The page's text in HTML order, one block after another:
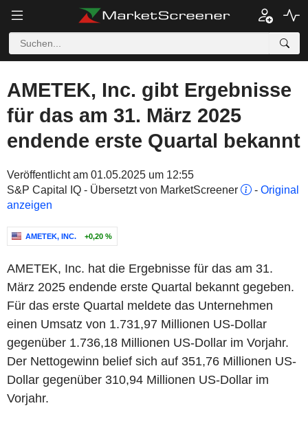
AMETEK, Inc. gibt Ergebnisse
für das am 31. März 2025
endende erste Quartal bekannt
Veröffentlicht am 01.05.2025 um 12:55
S&P Capital IQ - Übersetzt von MarketScreener
- Original
anzeigen
AMETEK, INC. +0,20 %
AMETEK, Inc. hat die Ergebnisse für das am 31.
März 2025 endende erste Quartal bekannt gegeben.
Für das erste Quartal meldete das Unternehmen
einen Umsatz von 1.731,97 Millionen US-Dollar
gegenüber 1.736,18 Millionen US-Dollar im Vorjahr.
Der Nettogewinn belief sich auf 351,76 Millionen US-
Dollar gegenüber 310,94 Millionen US-Dollar im
Vorjahr.